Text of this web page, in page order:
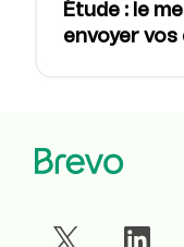
Étude : le
envoyer